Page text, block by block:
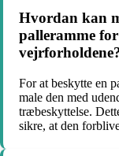
Hvordan kan
palleramme
For at beskytte en
male den med
træbeskyttelse.
sikre, at den